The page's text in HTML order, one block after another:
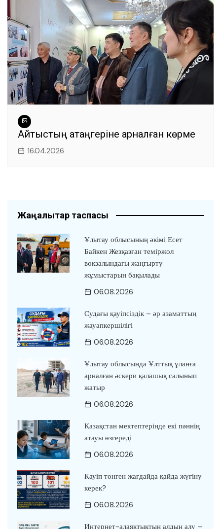
Айтыстың ақтаңгеріне арналған көрме
16.04.2026
Жаңалықтар таспасы
Ұлытау облысының әкімі Есет
Байкен Жезқазған теміржол
вокзалындағы жаңғырту
жұмыстарын бақылады
06.08.2026
Судағы қауіпсіздік – әр азаматтың
жауапкершілігі
06.08.2026
Ұлытау облысында Ұлттық ұланға
арналған әскери қалашық салынып
жатыр
06.08.2026
Қазақстан мектептерінде екі пәннің
атауы өзгереді
06.08.2026
Қауіп төнген жағдайда қайда жүгіну
керек?
06.08.2026
Интернет-алаяқтықтың алдын алу –